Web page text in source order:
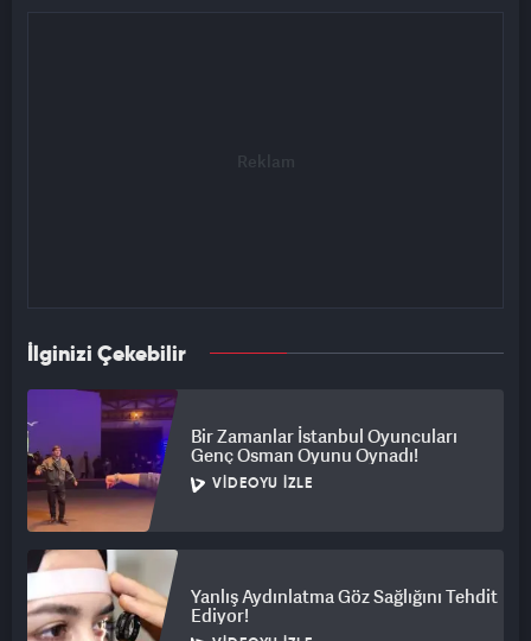
İlginizi Çekebilir
Bir Zamanlar İstanbul Oyuncuları
Genç Osman Oyunu Oynadı!
VIDEOYU İZLE
Yanlış Aydınlatma Göz Sağlığını Tehdit
Ediyor!